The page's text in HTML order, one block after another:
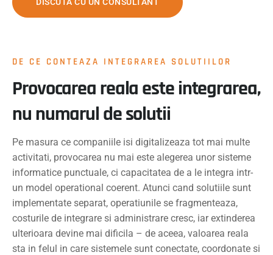
DE CE CONTEAZA INTEGRAREA SOLUTIILOR
Provocarea reala este integrarea,
nu numarul de solutii
Pe masura ce companiile isi digitalizeaza tot mai multe
activitati, provocarea nu mai este alegerea unor sisteme
informatice punctuale, ci capacitatea de a le integra intr-
un model operational coerent. Atunci cand solutiile sunt
implementate separat, operatiunile se fragmenteaza,
costurile de integrare si administrare cresc, iar extinderea
ulterioara devine mai dificila – de aceea, valoarea reala
sta in felul in care sistemele sunt conectate, coordonate si